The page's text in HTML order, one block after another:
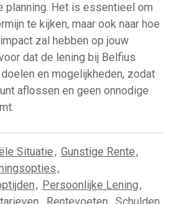
planning. Het is essentieel om
te kijken, maar ook naar hoe
zal hebben op jouw
dat de lening bij Belfius
en mogelijkheden, zodat
aflossen en geen onnodige
Situatie, Gunstige Rente,
,
, Persoonlijke Lening,